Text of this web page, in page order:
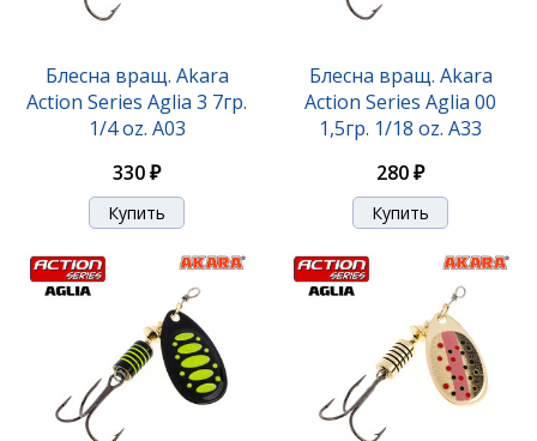
Блесна вращ. Akara
Action Series Aglia 3 7гр.
1/4 oz. A03
330 ₽
Блесна вращ. Akara
Action Series Aglia 00
1,5гр. 1/18 oz. A33
280 ₽